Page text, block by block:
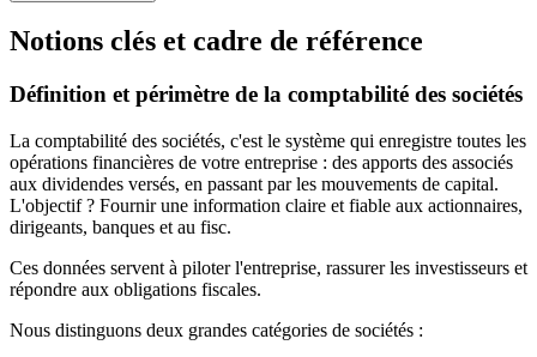
Notions clés et cadre de référence
Définition et périmètre de la comptabilité des sociétés
La comptabilité des sociétés, c'est le système qui enregistre toutes les
opérations financières de votre entreprise : des apports des associés
aux dividendes versés, en passant par les mouvements de capital.
L'objectif ? Fournir une information claire et fiable aux actionnaires,
dirigeants, banques et au fisc.
Ces données servent à piloter l'entreprise, rassurer les investisseurs et
répondre aux obligations fiscales.
Nous distinguons deux grandes catégories de sociétés :